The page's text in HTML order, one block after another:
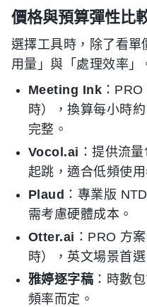
價格與預算彈性比
選擇工具時，除了看單
用量」與「處理效率」
Meeting Ink：PRO
時），換算每小時
完整。
Vocol.ai ：提供流
起跳，適合低頻使用
Plaud ：專業版
需考慮硬體成本。
Otter.ai ：PRO 方
時），英文場景首選
雅婷逐字稿 ：時數
頻率而定。